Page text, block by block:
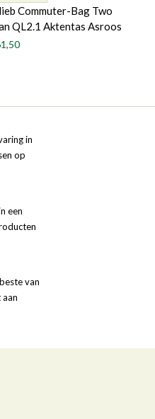
Commuter-Bag Two
QL2.1 Aktentas Asroos
in
op
een
van